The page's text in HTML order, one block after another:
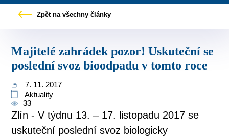
vyřídit Potřebuji zaplatit
Zpět na všechny články
Majitelé zahrádek pozor! Uskuteční se
poslední svoz bioodpadu v tomto roce
7. 11. 2017
Aktuality
33
Zlín - V týdnu 13. – 17. listopadu 2017 se
uskuteční poslední svoz biologicky